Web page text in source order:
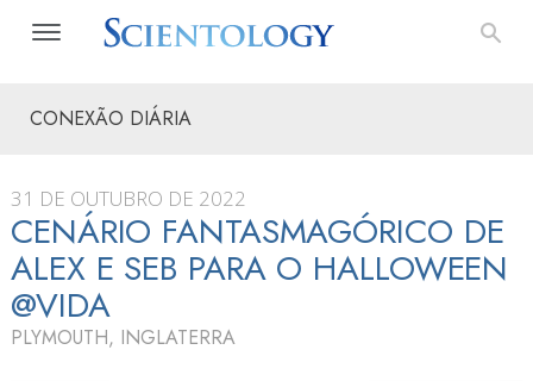
CONEXÃO DIÁRIA
31 DE OUTUBRO DE 2022
CENÁRIO FANTASMAGÓRICO DE
ALEX E SEB PARA O HALLOWEEN
@VIDA
PLYMOUTH, INGLATERRA